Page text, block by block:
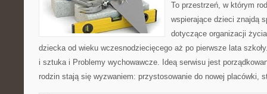
To przestrzeń, w którym
wspierające dzieci znajdą
dotyczące organizacji
dziecka od wieku wczesnodziecięcego aż po pierwsze lata
i sztuka i Problemy wychowawcze. Ideą serwisu jest
rodzin stają się wyzwaniem: przystosowanie do nowej placówki,